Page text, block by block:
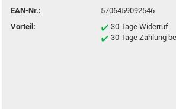
EAN-Nr.:
5706459092546
Vorteil:
30 Tage Widerruf
30 Tage Zahlung